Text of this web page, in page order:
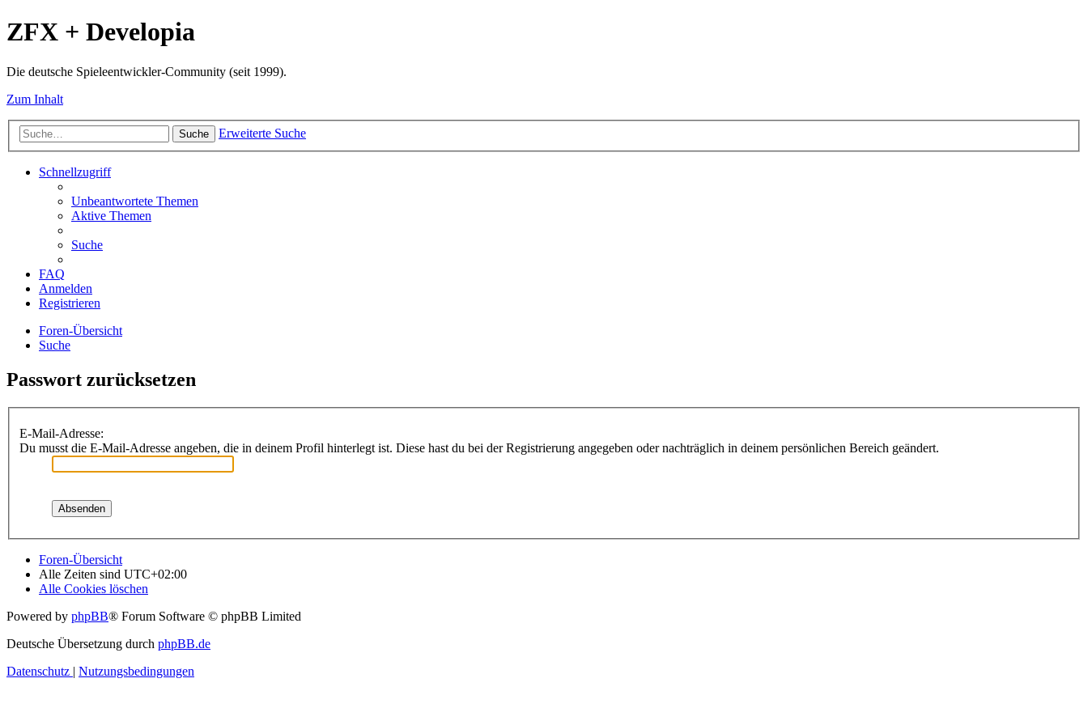
ZFX + Developia
Die deutsche Spieleentwickler-Community (seit 1999).
Zum Inhalt
Suche Erweiterte Suche
Schnellzugriff
Unbeantwortete Themen
Aktive Themen
Suche
FAQ
Anmelden
Registrieren
Foren-Übersicht
Suche
Passwort zurücksetzen
E-Mail-Adresse:
Du musst die E-Mail-Adresse angeben, die in deinem Profil hinterlegt ist. Diese hast du bei der Registrierung angegeben oder nachträglich in deinem persönlichen Bereich geändert.
Foren-Übersicht
Alle Zeiten sind UTC+02:00
Alle Cookies löschen
Powered by phpBB® Forum Software © phpBB Limited
Deutsche Übersetzung durch phpBB.de
Datenschutz | Nutzungsbedingungen